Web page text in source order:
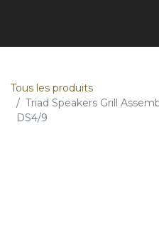
Tous les produits
Triad Speakers Grill
DS4/9